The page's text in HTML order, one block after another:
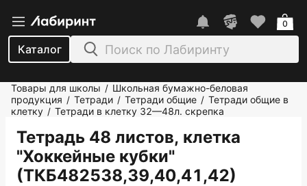
Каталог
0
Товары для школы / Школьная бумажно-беловая
продукция / Тетради / Тетради общие / Тетради общие в
клетку / Тетради в клетку 32—48л. скрепка
Тетрадь 48 листов, клетка
"Хоккейные кубки"
(ТКБ482538,39,40,41,42)